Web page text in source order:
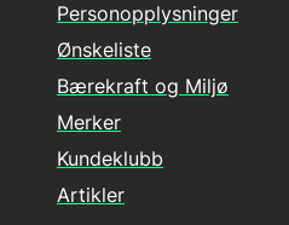
Personopplysninger
Ønskeliste
Bærekraft og Miljø
Merker
Kundeklubb
Artikler